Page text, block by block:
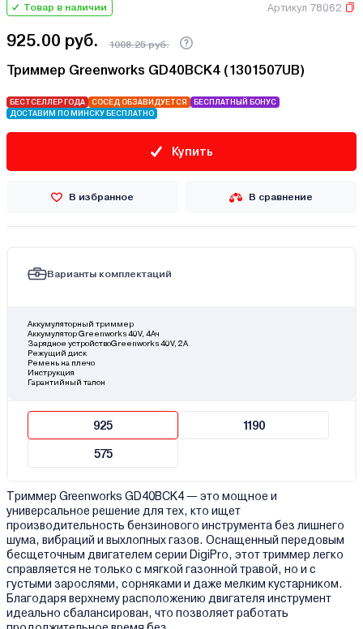
Товар в наличии Артикул 78062
925.00 руб. 1008.25 руб.
Триммер Greenworks GD40BCK4 (1301507UB)
БЕСТСЕЛЛЕР ГОДА СОСЕД ОБЗАВИДУЕТСЯ
БЕСПЛАТНЫЙ БОНУС
ДОСТАВИМ ПО МИНСКУ БЕСПЛАТНО
Купить
В избранное В сравнение
Варианты комплектаций
Аккумуляторный триммер
Аккумулятор Greenworks 40V, 4Ач
Зарядное устройствоGreenworks 40V, 2A
Режущий диск
Ремень на плечо
Инструкция
Гарантийный талон
925 1190
575
Триммер Greenworks GD40BCK4 — это мощное и
универсальное решение для тех, кто ищет
производительность бензинового инструмента без лишнего
шума, вибраций и выхлопных газов. Оснащенный передовым
бесщеточным двигателем серии DigiPro, этот триммер легко
справляется не только с мягкой газонной травой, но и с
густыми зарослями, сорняками и даже мелким кустарником.
Благодаря верхнему расположению двигателя инструмент
идеально сбалансирован, что позволяет работать